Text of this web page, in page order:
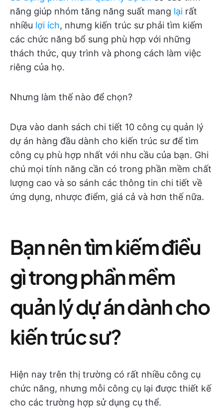
năng giúp nhóm tăng năng suất mang lại rất
nhiều lợi ích, nhưng kiến trúc sư phải tìm kiếm
các chức năng bổ sung phù hợp với những
thách thức, quy trình và phong cách làm việc
riêng của họ.
Nhưng làm thế nào để chọn?
Dựa vào danh sách chi tiết 10 công cụ quản lý
dự án hàng đầu dành cho kiến trúc sư để tìm
công cụ phù hợp nhất với nhu cầu của bạn. Ghi
chú mọi tính năng cần có trong phần mềm chất
lượng cao và so sánh các thông tin chi tiết về
ứng dụng, nhược điểm, giá cả và hơn thế nữa.
Bạn nên tìm kiếm điều
gì trong phần mềm
quản lý dự án dành cho
kiến trúc sư?
Hiện nay trên thị trường có rất nhiều công cụ
chức năng, nhưng mỗi công cụ lại được thiết kế
cho các trường hợp sử dụng cụ thể.